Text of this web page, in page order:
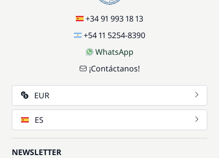
+34 91 993 18 13
+54 11 5254-8390
WhatsApp
¡Contáctanos!
EUR
ES
NEWSLETTER